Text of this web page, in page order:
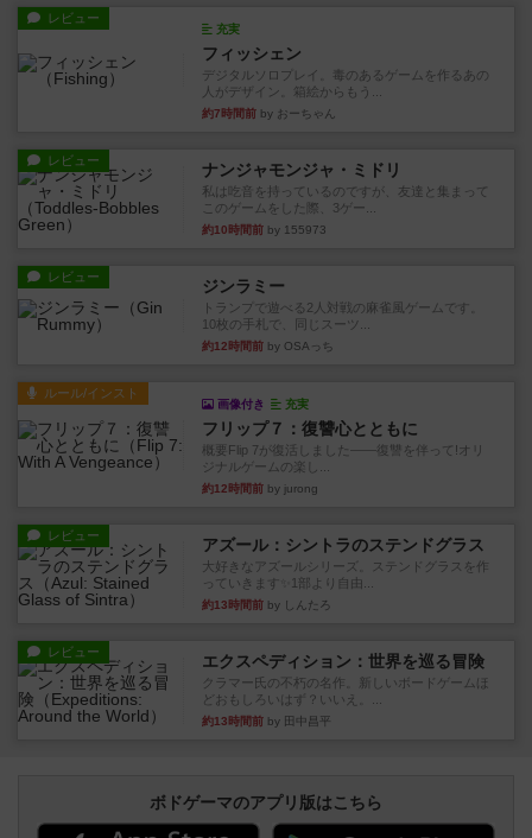
レビュー
充実
フィッシェン
デジタルソロプレイ。毒のあるゲームを作るあの
人がデザイン。箱絵からもう...
約7時間前 by おーちゃん
レビュー ナンジャモンジャ・ミドリ
私は吃音を持っているのですが、友達と集まって
このゲームをした際、3ゲー...
約10時間前 by 155973
レビュー ジンラミー
トランプで遊べる2人対戦の麻雀風ゲームです。
10枚の手札で、同じスーツ...
約12時間前 by OSAっち
ルール/インスト
画像付き 充実
フリップ７：復讐心とともに
概要Flip 7が復活しました――復讐を伴って!オリ
ジナルゲームの楽し...
約12時間前 by jurong
レビュー アズール：シントラのステンドグラス
大好きなアズールシリーズ。ステンドグラスを作
っていきます✨1部より自由...
約13時間前 by しんたろ
レビュー エクスペディション：世界を巡る冒険
クラマー氏の不朽の名作。新しいボードゲームほ
どおもしろいはず？いいえ。...
約13時間前 by 田中昌平
ボドゲーマのアプリ版はこちら